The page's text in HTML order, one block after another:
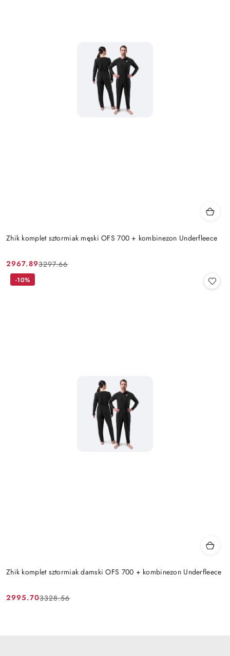
Zhik komplet sztormiak męski OFS 700 + kombinezon Underfleece
Cena
promocyjna:
2967.89
Cena
przed
3297.66
Zhik komplet sztormiak damski OFS 700 + kombinezon Underfleece
Cena
2995.70
Cena
3328.56
-10%